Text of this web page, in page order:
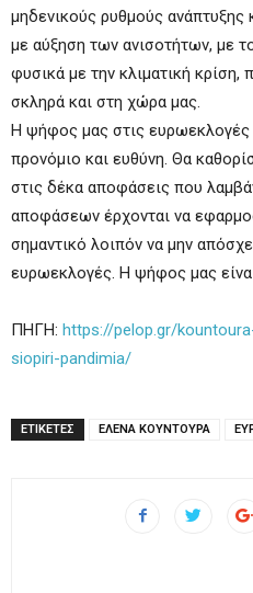
μηδενικούς ρυθμούς ανάπτυξης
με αύξηση των ανισοτήτων, με
φυσικά με την κλιματική
σκληρά και στη χώρα μας.
Η ψήφος μας στις ευρωεκλογές
προνόμιο και ευθύνη. Θα
στις δέκα αποφάσεις που
αποφάσεων έρχονται να
σημαντικό λοιπόν να μην
ευρωεκλογές. Η ψήφος μας
ΠΗΓΗ: https://pelop.gr/
siopiri-pandimia/
ΕΤΙΚΕΤΕΣ ΕΛΕΝΑ ΚΟΥΝΤΟΥΡΑ